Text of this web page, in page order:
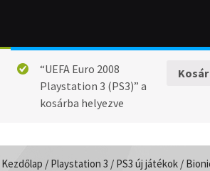
“UEFA Euro 2008
Playstation 3 (PS3)” a
kosárba helyezve
Kezdőlap / Playstation 3 / PS3 új játékok/